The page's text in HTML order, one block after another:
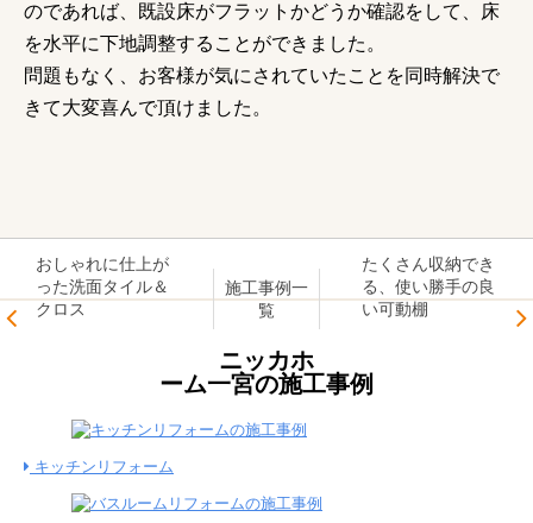
のであれば、既設床がフラットかどうか確認をして、床
を水平に下地調整することができました。
問題もなく、お客様が気にされていたことを同時解決で
きて大変喜んで頂けました。
おしゃれに仕上が
った洗面タイル＆
クロス
たくさん収納でき
る、使い勝手の良
い可動棚
施工事例一
覧
ニッカホ
ーム一宮の施工事例
キッチンリフォーム